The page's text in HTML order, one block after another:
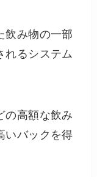
飲み物の一部
れるシステム
の高額な飲み
いバックを得